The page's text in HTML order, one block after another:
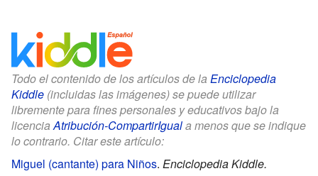
Todo el contenido de los artículos de la Enciclopedia
Kiddle (incluidas las imágenes) se puede utilizar
libremente para fines personales y educativos bajo la
licenciaAtribución-CompartirIguala menos que se indique
lo contrario. Citar este artículo:
Miguel (cantante) para Niños. Enciclopedia Kiddle.